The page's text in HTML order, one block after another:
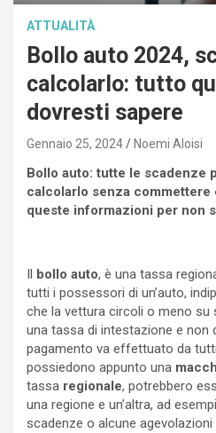
ATTUALITÀ
Bollo auto 2024,
calcolarlo: tutto
dovresti sapere
Gennaio 25, 2024 Noemi Aloisi
Bollo auto: tutte le scadenze
calcolarlo senza commettere
queste informazioni per non
bollo auto, è una tassa
tutti i possessori di un’auto,
che la vettura circoli o meno su
una tassa di intestazione e non
pagamento va effettuato da
possiedono appunto una
tassa regionale, potrebbero
una regione e un’altra, ad
scadenze o alcune